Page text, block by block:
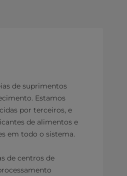
de suprimentos
Estamos
por terceiros, e
de alimentos e
em todo o sistema.
de centros de